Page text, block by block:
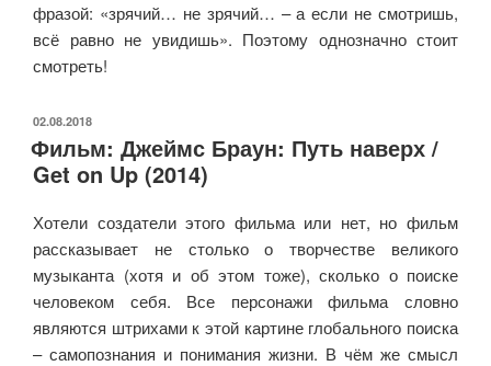
фразой: «зрячий… не зрячий… – а если не смотришь,
всё равно не увидишь». Поэтому однозначно стоит
смотреть!
ОПУБЛИКОВАНО
02.08.2018
Фильм: Джеймс Браун: Путь наверх /
Get on Up (2014)
Хотели создатели этого фильма или нет, но фильм
рассказывает не столько о творчестве великого
музыканта (хотя и об этом тоже), сколько о поиске
человеком себя. Все персонажи фильма словно
являются штрихами к этой картине глобального поиска
– самопознания и понимания жизни. В чём же смысл